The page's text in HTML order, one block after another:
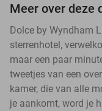
Meer over deze
Dolce by Wyndham
sterrenhotel,
maar een paar
tweetjes van een
kamer, die van alle
je aankomt, word je